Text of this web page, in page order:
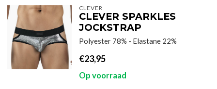
CLEVER
CLEVER SPARKLES
JOCKSTRAP
Polyester 78% - Elastane 22%
€23,95
Op voorraad